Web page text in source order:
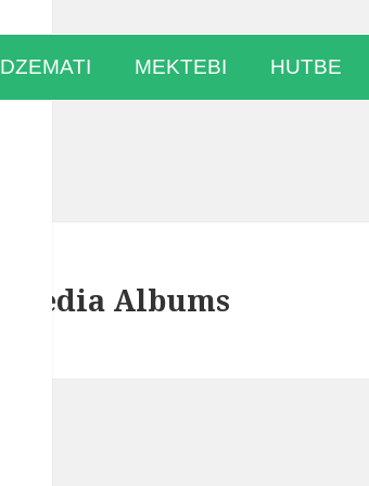
DZEMATI MEKTEBI HUTBE
Gmedia Albums